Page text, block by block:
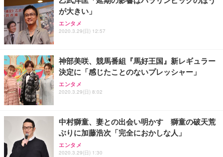
が大きい」
エンタメ
2020.3.29(日) 12:57
神部美咲、競馬番組『馬好王国』新レギュラー
決定に「感じたことのないプレッシャー」
エンタメ
2020.3.29(日) 8:02
中村獅童、妻との出会い明かす 獅童の破天荒
ぶりに加藤浩次「完全におかしな人」
エンタメ
2020.3.29(日) 1:30